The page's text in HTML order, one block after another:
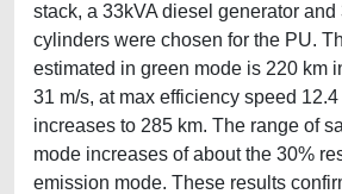
stack, a 33kVA diesel generator
cylinders were chosen for the PU.
estimated in green mode is 220 km
31 m/s, at max efficiency speed
increases to 285 km. The range of
mode increases of about the 30%
emission mode. These results